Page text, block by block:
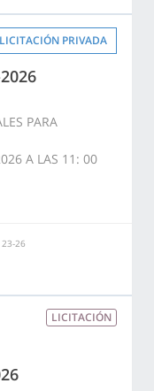
LICITACIÓN PRIVADA
PARA
A LAS 11: 00
23-26
LICITACIÓN